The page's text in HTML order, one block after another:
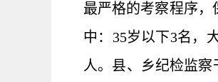
最严格的考察程序，
中：35岁以下3名，
人。县、乡纪检监